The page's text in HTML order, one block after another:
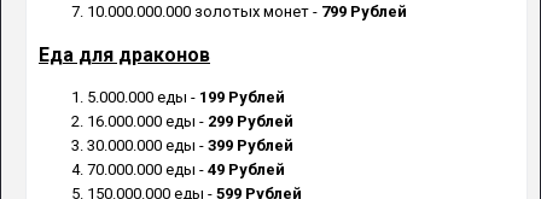
10.000.000.000 золотых монет - 799 Рублей
Еда для драконов
5.000.000 еды - 199 Рублей
16.000.000 еды - 299 Рублей
30.000.000 еды - 399 Рублей
70.000.000 еды - 49 Рублей
150.000.000 еды - 599 Рублей